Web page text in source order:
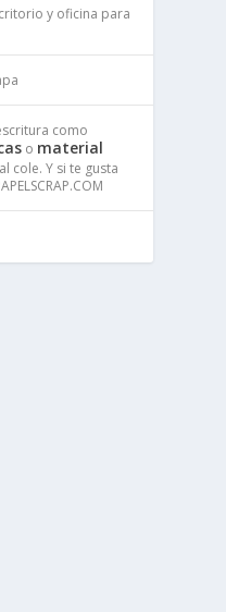
y oficina para
como
o material
cole. Y si te gusta